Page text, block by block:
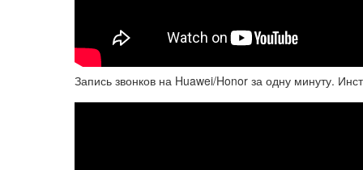
Запись звонков на Huawei/Honor за одну минуту.